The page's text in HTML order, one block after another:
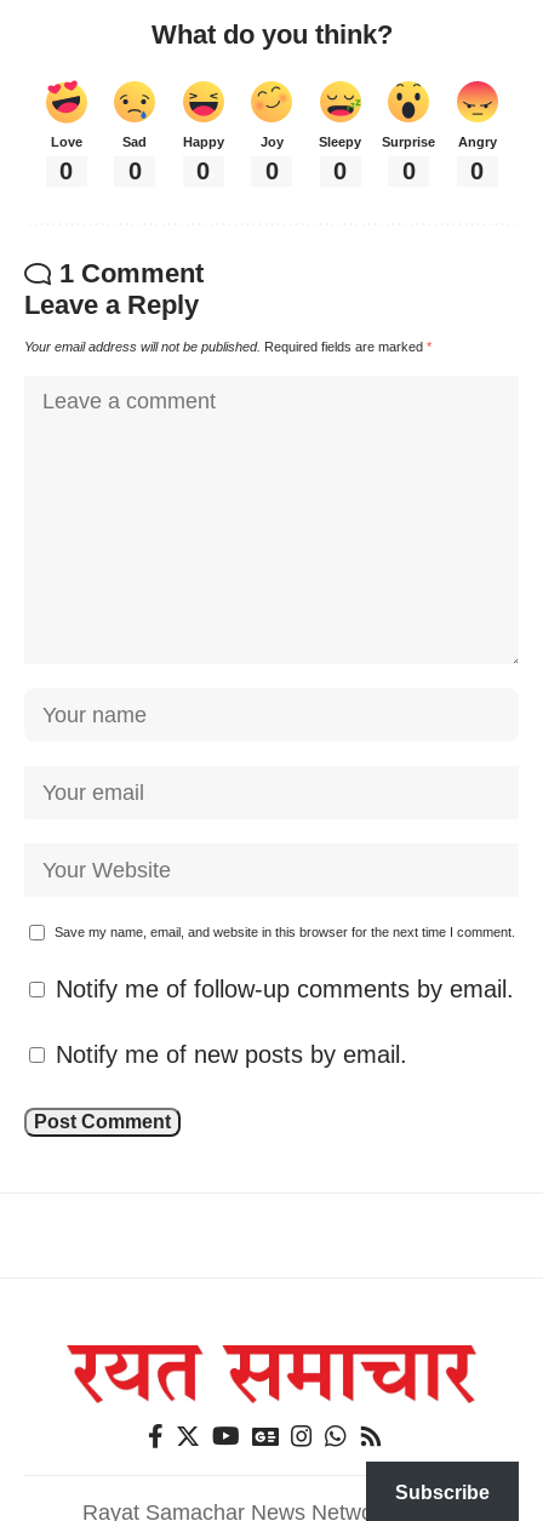
What do you think?
Love
0
Sad
0
Happy
0
Joy
0
Sleepy
0
Surprise
0
Angry
0
1 Comment
Leave a Reply
Your email address will not be published. Required fields are marked *
Save my name, email, and website in this browser for the next time I comment.
Notify me of follow-up comments by email.
Notify me of new posts by email.
Rayat Samachar News Network@2026
Subscribe